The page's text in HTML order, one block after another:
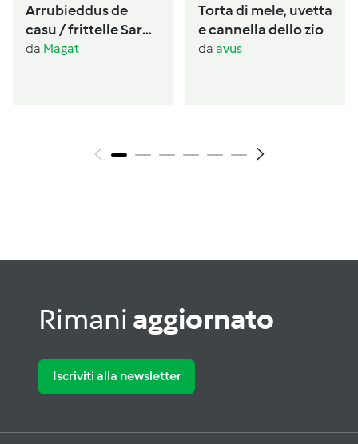
Arrubieddus de
casu / frittelle Sarde
al formaggio di
da Magat
Torta di mele, uvetta
e cannella dello zio
da avus
Rimani aggiornato
Iscriviti alla newsletter